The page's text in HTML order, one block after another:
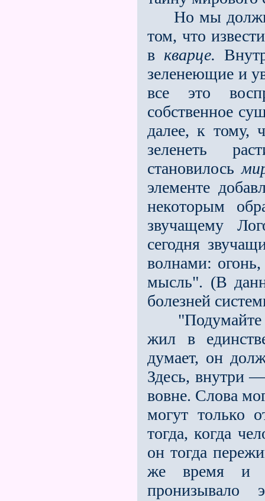
Но мы
том, что
в кварце.
зеленеющие и
все это
собственное
далее, к тому,
зеленеть
становилось
элементе
некоторым
звучащему
сегодня
волнами:
мысль". (В
болезней
"Подумайте
жил в
думает, он
Здесь, внутри
вовне. Слова
могут только
тогда, когда
он тогда
же время и